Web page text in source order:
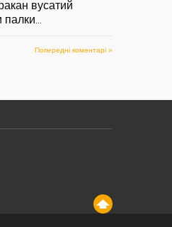
вусатий
палки
Попередні коментарі »